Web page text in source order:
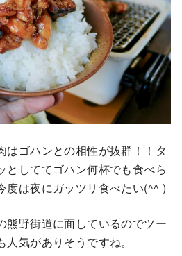
はゴハンとの相性が抜群！！タ
としててゴハン何杯でも食べら
度は夜にガッツリ食べたい(^^ )
熊野街道に面しているのでツー
気がありそうですね。